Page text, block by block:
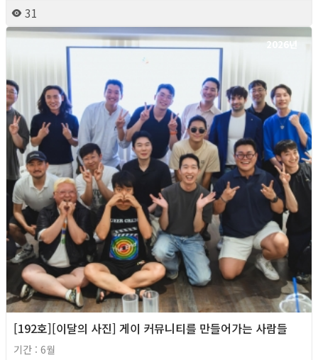
31
2026년
[192호][이달의 사진] 게이 커뮤니티를 만들어가는 사람들
기간 : 6월